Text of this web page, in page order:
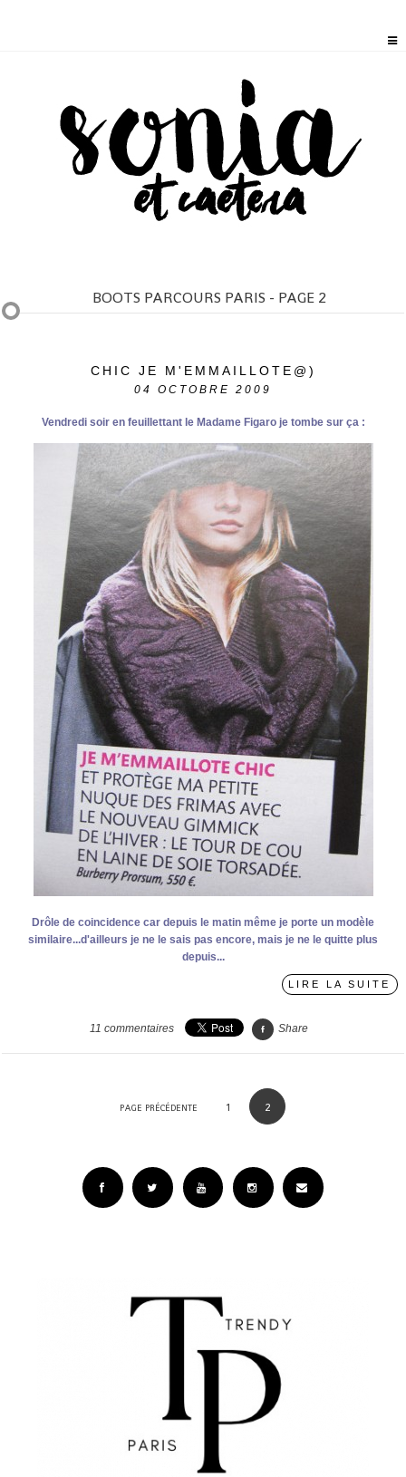
BOOTS PARCOURS PARIS - PAGE 2
CHIC JE M'EMMAILLOTE@)
04 OCTOBRE 2009
Vendredi soir en feuillettant le Madame Figaro je tombe sur ça :
Drôle de coincidence car depuis le matin même je porte un modèle
similaire...d'ailleurs je ne le sais pas encore, mais je ne le quitte plus
depuis...
LIRE LA SUITE
11 commentaires Share
PAGE PRÉCÉDENTE 1 2